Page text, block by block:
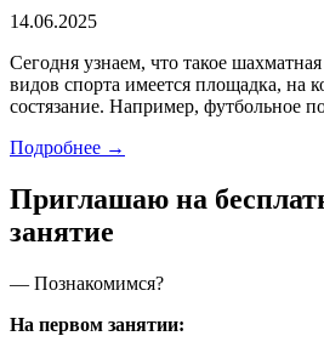
14.06.2025
Сегодня узнаем, что такое
видов спорта имеется площадка, на
состязание. Например, футбольное
Подробнее →
Приглашаю на
занятие
— Познакомимся?
На первом занятии: